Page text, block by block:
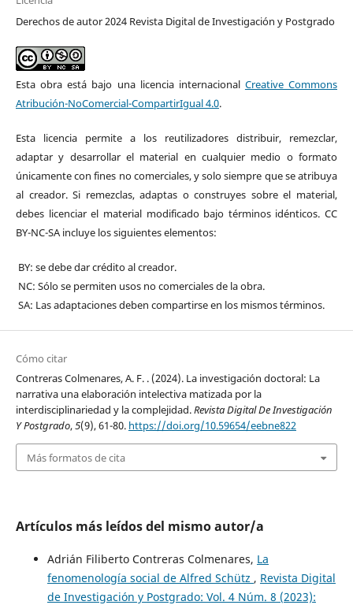
Derechos de autor 2024 Revista Digital de Investigación y Postgrado
Esta obra está bajo una licencia internacional Creative Commons
Atribución-NoComercial-CompartirIgual 4.0.
Esta licencia permite a los reutilizadores distribuir, remezclar,
adaptar y desarrollar el material en cualquier medio o formato
únicamente con fines no comerciales, y solo siempre que se atribuya
al creador. Si remezclas, adaptas o construyes sobre el material,
debes licenciar el material modificado bajo términos idénticos. CC
BY-NC-SA incluye los siguientes elementos:
BY: se debe dar crédito al creador.
NC: Sólo se permiten usos no comerciales de la obra.
SA: Las adaptaciones deben compartirse en los mismos términos.
Cómo citar
Contreras Colmenares, A. F. . (2024). La investigación doctoral: La
narrativa una elaboración intelectiva matizada por la
interdisciplinariedad y la complejidad.Revista Digital De Investigación
Y Postgrado,5(9), 61-80. https://doi.org/10.59654/eebne822
Más formatos de cita
Artículos más leídos del mismo autor/a
Adrián Filiberto Contreras Colmenares, La
fenomenología social de Alfred Schütz , Revista Digital
de Investigación y Postgrado: Vol. 4 Núm. 8 (2023):